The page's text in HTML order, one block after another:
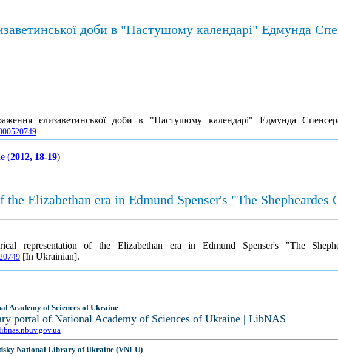
доби в "Пастушому календарі" Едмунда
єлизаветинської доби в "Пастушому календарі" Едмунда
(2012, 18-19)
Elizabethan era in Edmund Spenser's "The Shepheardes
representation of the Elizabethan era in Edmund Spenser's "The
[In Ukrainian].
Academy of Sciences of Ukraine
portal of National Academy of Sciences of Ukraine | LibNAS
National Library of Ukraine (VNLU)